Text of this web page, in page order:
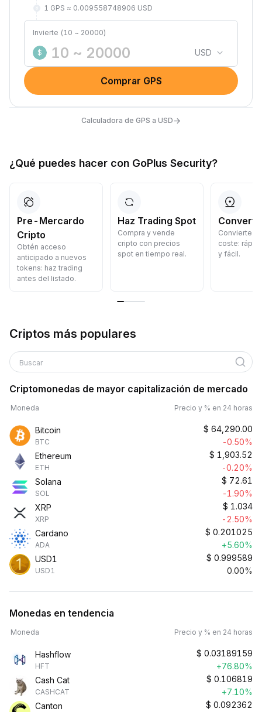
1 GPS ≈ 0.009558748906 USD
Invierte (10 ~ 20000)
$ USD
Comprar GPS
Calculadora de GPS a USD→
¿Qué puedes hacer con GoPlus Security?
Pre-Mercardo
Cripto
Obtén acceso
anticipado a nuevos
tokens: haz trading
antes del listado.
Haz Trading Spot
Compra y vende
cripto con precios
spot en tiempo real.
Convertir
Convierte
coste:
y fácil.
Criptos más populares
Buscar
Criptomonedas de mayor capitalización de mercado
Moneda Precio y % en 24 horas
Bitcoin
BTC
$ 64,290.00
-0.50%
Ethereum
ETH
$ 1,903.52
-0.20%
Solana
SOL
$ 72.61
-1.90%
XRP
XRP
$ 1.034
-2.50%
Cardano
ADA
$ 0.201025
+5.60%
USD1
USD1
$ 0.999589
0.00%
Monedas en tendencia
Moneda Precio y % en 24 horas
Hashflow
HFT
$ 0.03189159
+76.80%
Cash Cat
CASHCAT
$ 0.106819
+7.10%
Canton
$ 0.092362